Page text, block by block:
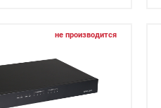
не производится